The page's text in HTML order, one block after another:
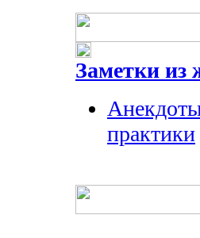
Заметки из
практики